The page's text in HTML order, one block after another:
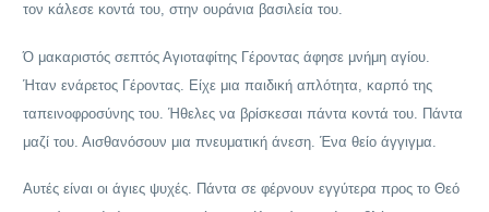
τον κάλεσε κοντά του, στην ουράνια βασιλεία του.
Ό μακαριστός σεπτός Αγιοταφίτης Γέροντας άφησε μνήμη αγίου.
Ήταν ενάρετος Γέροντας. Είχε μια παιδική απλότητα, καρπό της
ταπεινοφροσύνης του. Ήθελες να βρίσκεσαι πάντα κοντά του. Πάντα
μαζί του. Αισθανόσουν μια πνευματική άνεση. Ένα θείο άγγιγμα.
Αυτές είναι οι άγιες ψυχές. Πάντα σε φέρνουν εγγύτερα προς το Θεό